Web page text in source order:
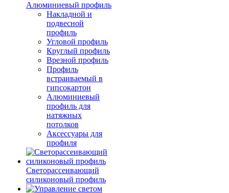
Алюминиевый профиль
Накладной и
подвесной
профиль
Угловой профиль
Круглый профиль
Врезной профиль
Профиль
встраиваемый в
гипсокартон
Алюминиевый
профиль для
натяжных
потолков
Аксессуары для
профиля
Светорассеивающий
силиконовый профиль